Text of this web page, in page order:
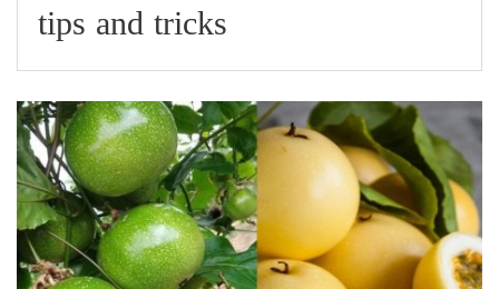
tips and tricks